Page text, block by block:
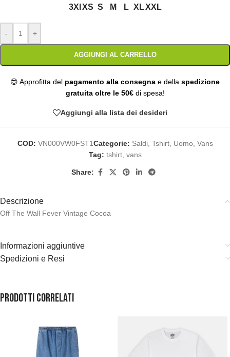
3Xl XS S M L XLXXL
- +
AGGIUNGI AL CARRELLO
😍 Approfitta del pagamento alla consegna e della spedizione
gratuita oltre le 50€di spesa!
Aggiungi alla lista dei desideri
COD: VN000VW0FST1Categorie: Saldi, Tshirt, Uomo Vans
Tag: tshirt, vans
Share:
Descrizione
Off The Wall Fever Vintage Cocoa
Informazioni aggiuntive
Spedizioni e Resi
Prodotti correlati